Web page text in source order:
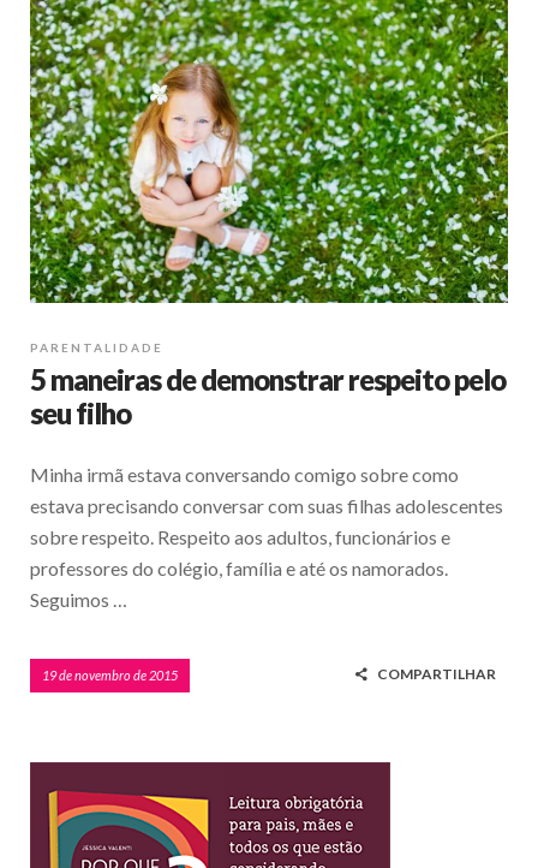
PARENTALIDADE
5 maneiras de demonstrar respeito pelo
seu filho
Minha irmã estava conversando comigo sobre como
estava precisando conversar com suas filhas adolescentes
sobre respeito. Respeito aos adultos, funcionários e
professores do colégio, família e até os namorados.
Seguimos …
19 de novembro de 2015 COMPARTILHAR